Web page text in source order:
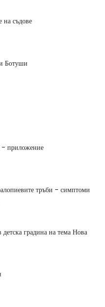
съдове
Ботуши
- приложение
тръби - симптоми
детска градина на тема Нова